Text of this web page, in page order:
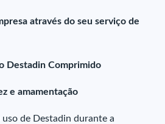
através do seu serviço de
Destadin Comprimido
e amamentação
de Destadin durante a